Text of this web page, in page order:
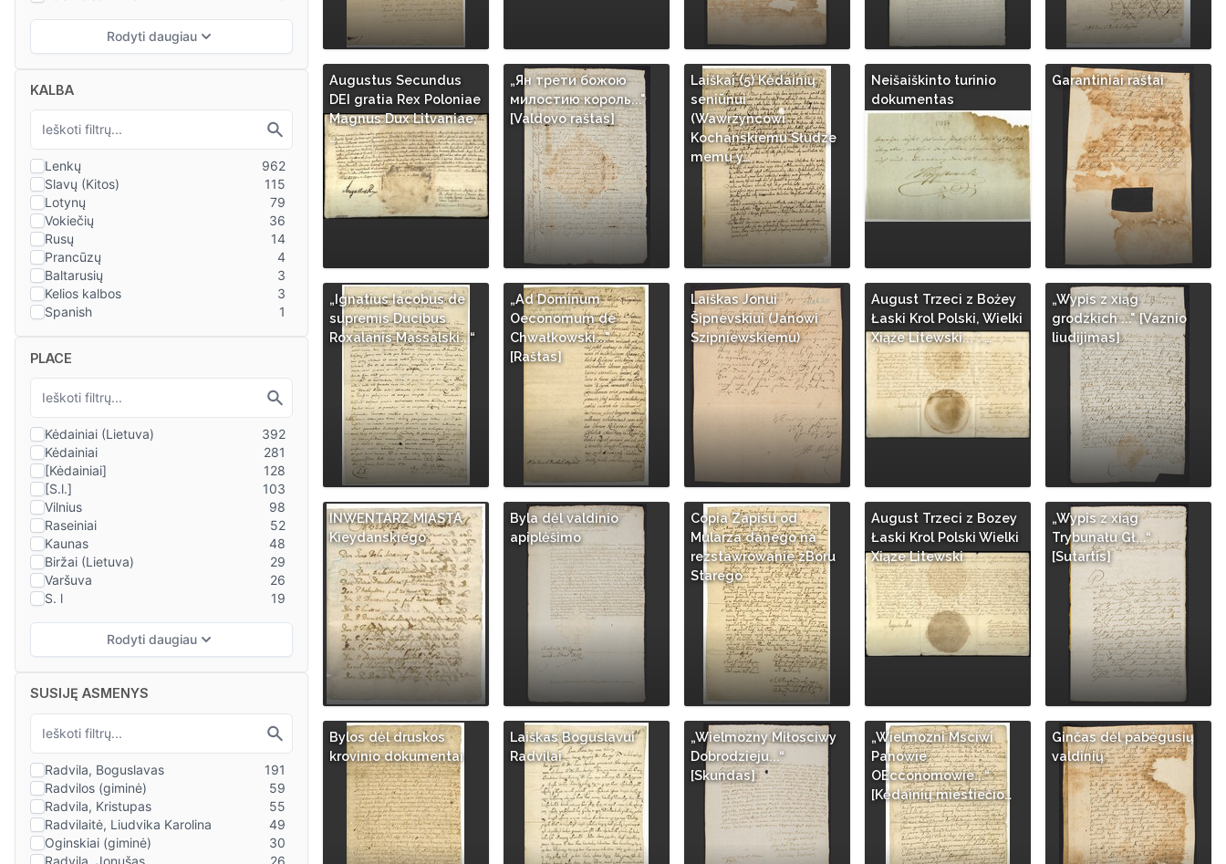
KALBA
PLACE
SUSIJĘ ASMENYS
Augustus Secundus
DEI gratia Rex Poloniae
Magnus Dux Litvaniae,
…
„Ян трети божою
милостию король..."
[Valdovo raštas]
Laiškai (5) Kėdainių
seniūnui
(Wawrzyncowi
Kochanskiemu Słudze
memu y…
Neišaiškinto turinio
dokumentas
Garantiniai raštai
„Ignatius Iacobus de
supremis Ducibus
Roxalanis Massalski...“
„Ad Dominum
Oeconomum de
Chwałkowski..."
[Raštas]
Laiškas Jonui
Šipnevskiui (Janowi
Szipniewskiemu)
August Trzeci z Bożey
Łaski Krol Polski, Wielki
Xiąże Litewski... : …
„Wypis z xiąg
grodzkich ..." [Vaznio
liudijimas]
INWENTARZ MIASTA
Kieydanskiego
Byla dėl valdinio
apiplėšimo
Copia Zapisu od
Mularza danego na
rezstawrowanie zBoru
Starego
August Trzeci z Bozey
Łaski Krol Polski Wielki
Xiąze Litewski
„Wypis z xiąg
Trybunału Gł...“
[Sutartis]
Bylos dėl druskos
krovinio dokumentai
Laiškas Boguslavui
Radvilai
„Wielmozny Miłosciwy
Dobrodzieju...“
[Skundas]
„Wielmozni Msciwi
Panowie
OEcconomowie...“
[Kėdainių miestiečio…
Ginčas dėl pabėgusių
valdinių